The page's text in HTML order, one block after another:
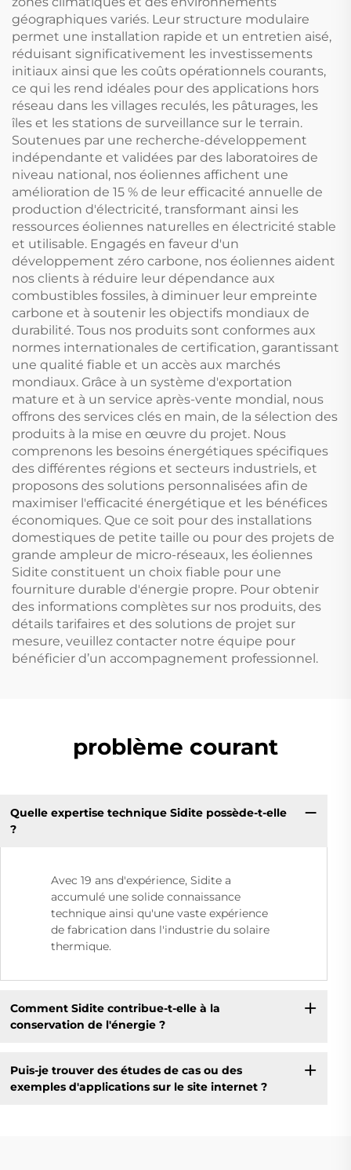
géographiques variés. Leur structure modulaire
permet une installation rapide et un entretien aisé,
réduisant significativement les investissements
initiaux ainsi que les coûts opérationnels courants,
ce qui les rend idéales pour des applications hors
réseau dans les villages reculés, les pâturages, les
îles et les stations de surveillance sur le terrain.
Soutenues par une recherche-développement
indépendante et validées par des laboratoires de
niveau national, nos éoliennes affichent une
amélioration de 15 % de leur efficacité annuelle de
production d'électricité, transformant ainsi les
ressources éoliennes naturelles en électricité stable
et utilisable. Engagés en faveur d'un
développement zéro carbone, nos éoliennes aident
nos clients à réduire leur dépendance aux
combustibles fossiles, à diminuer leur empreinte
carbone et à soutenir les objectifs mondiaux de
durabilité. Tous nos produits sont conformes aux
normes internationales de certification, garantissant
une qualité fiable et un accès aux marchés
mondiaux. Grâce à un système d'exportation
mature et à un service après-vente mondial, nous
offrons des services clés en main, de la sélection des
produits à la mise en œuvre du projet. Nous
comprenons les besoins énergétiques spécifiques
des différentes régions et secteurs industriels, et
proposons des solutions personnalisées afin de
maximiser l'efficacité énergétique et les bénéfices
économiques. Que ce soit pour des installations
domestiques de petite taille ou pour des projets de
grande ampleur de micro-réseaux, les éoliennes
Sidite constituent un choix fiable pour une
fourniture durable d'énergie propre. Pour obtenir
des informations complètes sur nos produits, des
détails tarifaires et des solutions de projet sur
mesure, veuillez contacter notre équipe pour
bénéficier d’un accompagnement professionnel.
problème courant
Quelle expertise technique Sidite possède-t-elle
?
Avec 19 ans d'expérience, Sidite a
accumulé une solide connaissance
technique ainsi qu'une vaste expérience
de fabrication dans l'industrie du solaire
thermique.
Comment Sidite contribue-t-elle à la
conservation de l'énergie ?
Puis-je trouver des études de cas ou des
exemples d'applications sur le site internet ?